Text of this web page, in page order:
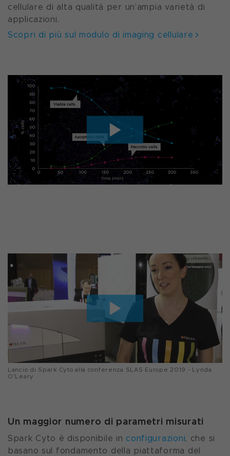
cellulare di alta qualità per un’ampia varietà di
applicazioni.
Scopri di più sul modulo di imaging cellulare
Lancio di Spark Cyto alla conferenza SLAS Europe 2019 - Lynda
O'Leary
Un maggior numero di parametri misurati
Spark Cyto è disponibile in configurazioni, che si
basano sul fondamento della piattaforma del